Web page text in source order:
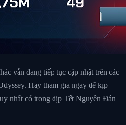
vẫn đang tiếp tục cập nhật trên các
Hãy tham gia ngay để kịp
nhất có trong dịp Tết Nguyên Đán